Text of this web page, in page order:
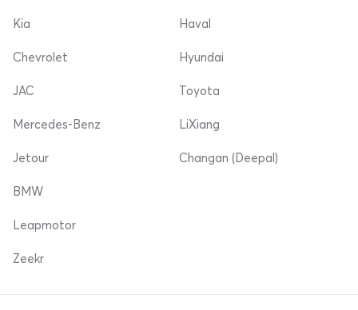
Kia
Chevrolet
Haval
Hyundai
JAC
Mercedes-Benz
Jetour
Toyota
LiXiang
Changan (Deepal)
BMW
Leapmotor
Zeekr